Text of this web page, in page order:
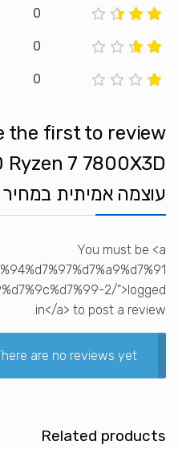
0
0
0
עוצמה אמיתית
You must be <a
2/">logged
in</a> to post a review.
are no reviews yet.
Related products